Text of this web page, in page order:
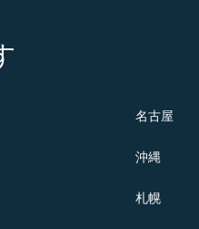
名古屋
沖縄
札幌